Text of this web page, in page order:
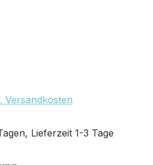
Versandkosten
Lieferzeit 1-3 Tage